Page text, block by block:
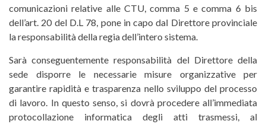
comunicazioni relative alle CTU, comma 5 e comma 6 bis
dell’art. 20 del D.L 78, pone in capo dal Direttore provinciale
la responsabilità della regia dell’intero sistema.
Sarà conseguentemente responsabilità del Direttore della
sede disporre le necessarie misure organizzative per
garantire rapidità e trasparenza nello sviluppo del processo
di lavoro. In questo senso, si dovrà procedere all’immediata
protocollazione informatica degli atti trasmessi, al